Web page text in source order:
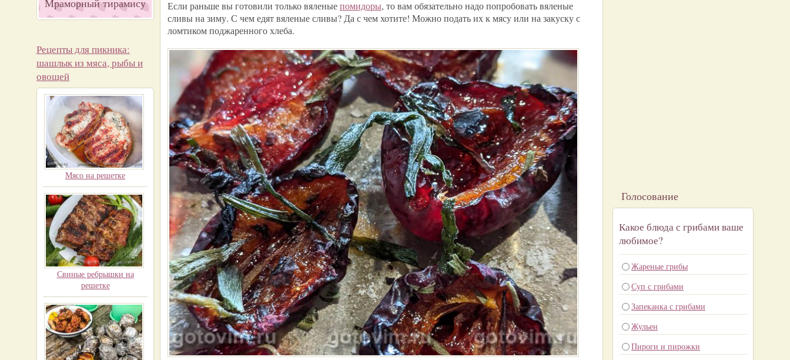
Мраморный тирамису
Рецепты для пикника:
шашлык из мяса, рыбы и
овощей
Мясо на решетке
Свиные ребрышки на
решетке
Если раньше вы готовили только вяленыепомидоры, то вам обязательно надо попробовать вяленые
сливы на зиму. С чем едят вяленые сливы? Да с чем хотите! Можно подать их к мясу или на закуску с
ломтиком поджаренного хлеба.
Голосование
Какое блюда с грибами ваше
любимое?
Жареные грибы
Суп с грибами
Запеканка с грибами
Жульен
Пироги и пирожки